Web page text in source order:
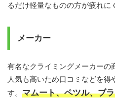
るだけ軽量なものの方が疲れに
メーカー
有名なクライミングメーカーの
人気も高いため口コミなどを得
す。 マムート、ペツル、ブ